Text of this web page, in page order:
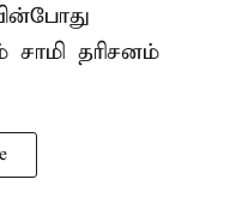
தரிசனம்